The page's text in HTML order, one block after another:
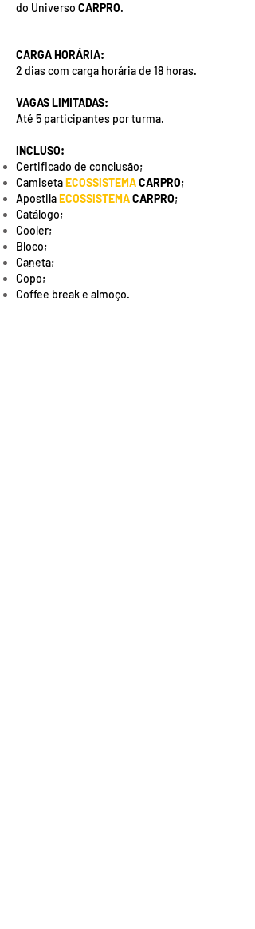
do Universo CARPRO.
CARGA HORÁRIA:
2 dias com carga horária de 18 horas.
VAGAS LIMITADAS:
Até 5 participantes por turma.
INCLUSO:
Certificado de conclusão;
CamisetaECOSSISTEMACARPRO;
ApostilaECOSSISTEMACARPRO;
Catálogo;
Cooler;
Bloco;
Caneta;
Copo;
Coffee break e almoço.